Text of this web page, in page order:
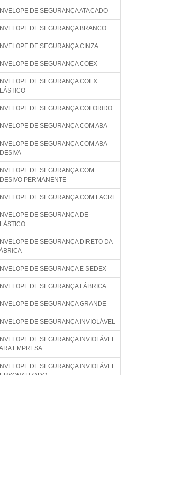
DE SEGURANÇA ATACADO
DE SEGURANÇA BRANCO
DE SEGURANÇA CINZA
DE SEGURANÇA COEX
DE SEGURANÇA COEX
DE SEGURANÇA COLORIDO
DE SEGURANÇA COM ABA
DE SEGURANÇA COM ABA
DE SEGURANÇA COM
PERMANENTE
DE SEGURANÇA COM LACRE
DE SEGURANÇA DE
DE SEGURANÇA DIRETO DA
DE SEGURANÇA E SEDEX
DE SEGURANÇA FÁBRICA
DE SEGURANÇA GRANDE
DE SEGURANÇA INVIOLÁVEL
DE SEGURANÇA INVIOLÁVEL
EMPRESA
DE SEGURANÇA INVIOLÁVEL